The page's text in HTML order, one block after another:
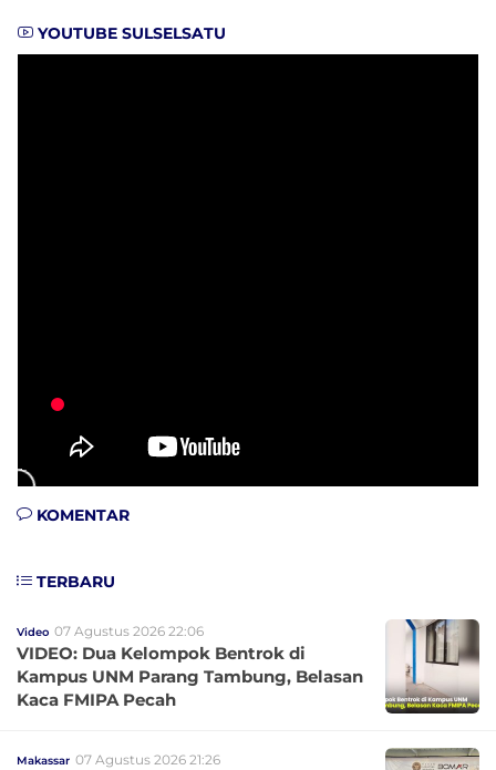
YOUTUBE SULSELSATU
KOMENTAR
TERBARU
Video 07 Agustus 2026 22:06
VIDEO: Dua Kelompok Bentrok di
Kampus UNM Parang Tambung, Belasan
Kaca FMIPA Pecah
Makassar 07 Agustus 2026 21:26